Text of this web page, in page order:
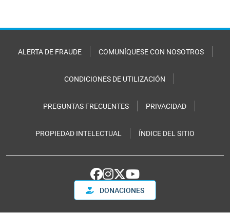
ALERTA DE FRAUDE COMUNÍQUESE CON NOSOTROS
CONDICIONES DE UTILIZACIÓN
PREGUNTAS FRECUENTES PRIVACIDAD
PROPIEDAD INTELECTUAL ÍNDICE DEL SITIO
DONACIONES